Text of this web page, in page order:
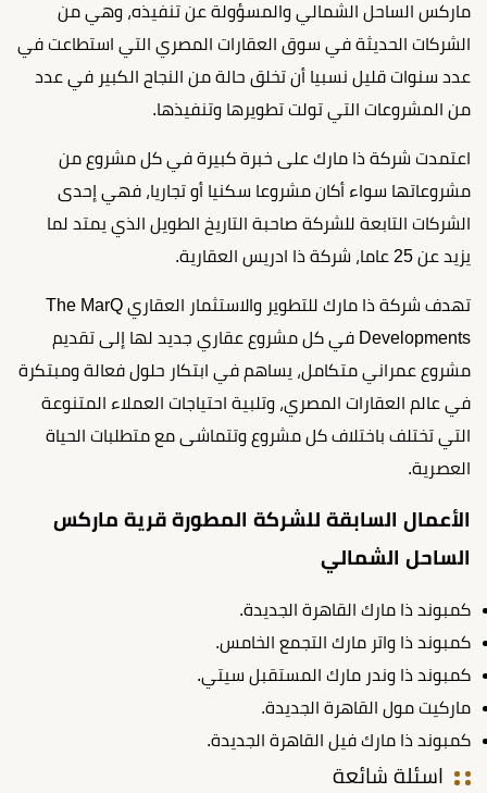
ماركس الساحل الشمالي والمسؤولة عن تنفيذه، وهي من
الشركات الحديثة في سوق العقارات المصري التي استطاعت في
عدد سنوات قليل نسبيا أن تخلق حالة من النجاح الكبير في عدد
من المشروعات التي تولت تطويرها وتنفيذها.
اعتمدت شركة ذا مارك على خبرة كبيرة في كل مشروع من
مشروعاتها سواء أكان مشروعا سكنيا أو تجاريا، فهي إحدى
الشركات التابعة للشركة صاحبة التاريخ الطويل الذي يمتد لما
يزيد عن 25 عاما، شركة ذا ادريس العقارية.
تهدف شركة ذا مارك للتطوير والاستثمار العقاري The MarQ
Developments في كل مشروع عقاري جديد لها إلى تقديم
مشروع عمراني متكامل، يساهم في ابتكار حلول فعالة ومبتكرة
في عالم العقارات المصري، وتلبية احتياجات العملاء المتنوعة
التي تختلف باختلاف كل مشروع وتتماشى مع متطلبات الحياة
العصرية.
الأعمال السابقة للشركة المطورة قرية ماركس
الساحل الشمالي
كمبوند ذا مارك القاهرة الجديدة.
كمبوند ذا واتر مارك التجمع الخامس.
كمبوند ذا وندر مارك المستقبل سيتي.
ماركيت مول القاهرة الجديدة.
كمبوند ذا مارك فيل القاهرة الجديدة.
اسئلة شائعة